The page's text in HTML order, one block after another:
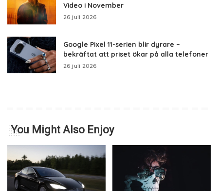
Video i November
26 juli 2026
Google Pixel 11-serien blir dyrare –
bekräftat att priset ökar på alla telefoner
26 juli 2026
You Might Also Enjoy